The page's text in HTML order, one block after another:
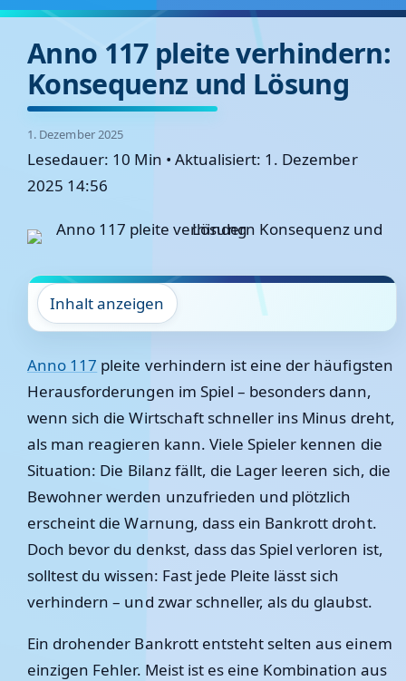
Anno 117 pleite verhindern:
Konsequenz und Lösung
1. Dezember 2025
Lesedauer: 10 Min • Aktualisiert: 1. Dezember
2025 14:56
Inhalt anzeigen
Anno 117 pleite verhindern ist eine der häufigsten
Herausforderungen im Spiel – besonders dann,
wenn sich die Wirtschaft schneller ins Minus dreht,
als man reagieren kann. Viele Spieler kennen die
Situation: Die Bilanz fällt, die Lager leeren sich, die
Bewohner werden unzufrieden und plötzlich
erscheint die Warnung, dass ein Bankrott droht.
Doch bevor du denkst, dass das Spiel verloren ist,
solltest du wissen: Fast jede Pleite lässt sich
verhindern – und zwar schneller, als du glaubst.
Ein drohender Bankrott entsteht selten aus einem
einzigen Fehler. Meist ist es eine Kombination aus